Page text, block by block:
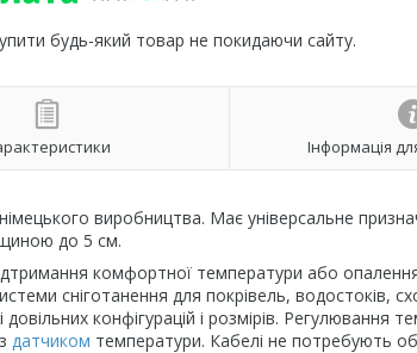
будь-який товар не покидаючи сайту.
Інформація
виробництва. Має універсальне
до 5 см.
комфортної температури або
сніготанення для покрівель, водостоків,
конфігурацій і розмірів. Регулювання
з датчиком температури. Кабелі не потребують